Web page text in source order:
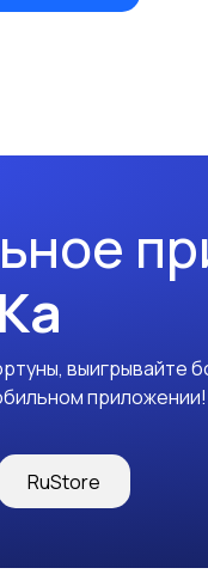
выигрывайте
приложении!
RuStore